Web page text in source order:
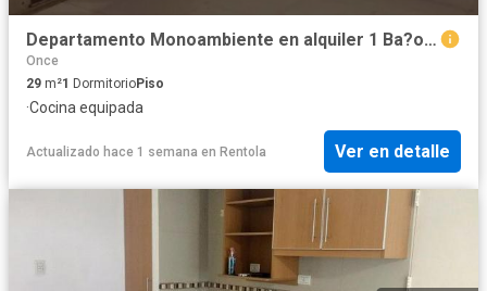
Departamento Monoambiente en alquiler 1 Ba?o Once ? 29m?
Once
29 m²1 DormitorioPiso
·Cocina equipada
Actualizado hace 1 semana en Rentola Ver en detalle